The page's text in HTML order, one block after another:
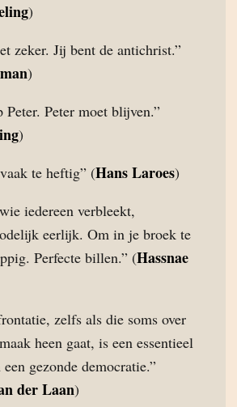
)
zeker. Jij bent de antichrist.”
)
Peter moet blijven.”
)
te heftig” (Hans Laroes)
iedereen verbleekt,
eerlijk. Om in je broek te
Perfecte billen.” (Hassnae
zelfs als die soms over
heen gaat, is een essentieel
gezonde democratie.”
der Laan)